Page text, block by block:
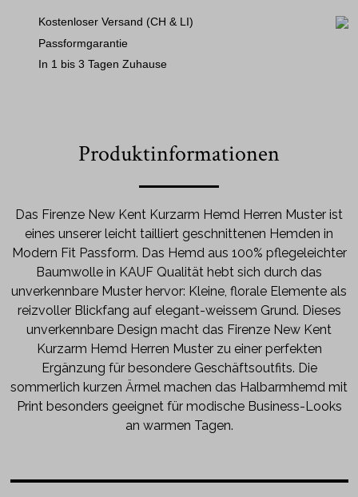
Kostenloser Versand (CH & LI)
Passformgarantie
In 1 bis 3 Tagen Zuhause
Produktinformationen
Das Firenze New Kent Kurzarm Hemd Herren Muster ist
eines unserer leicht tailliert geschnittenen Hemden in
Modern Fit Passform. Das Hemd aus 100% pflegeleichter
Baumwolle in KAUF Qualität hebt sich durch das
unverkennbare Muster hervor: Kleine, florale Elemente als
reizvoller Blickfang auf elegant-weissem Grund. Dieses
unverkennbare Design macht das Firenze New Kent
Kurzarm Hemd Herren Muster zu einer perfekten
Ergänzung für besondere Geschäftsoutfits. Die
sommerlich kurzen Ärmel machen das Halbarmhemd mit
Print besonders geeignet für modische Business-Looks
an warmen Tagen.